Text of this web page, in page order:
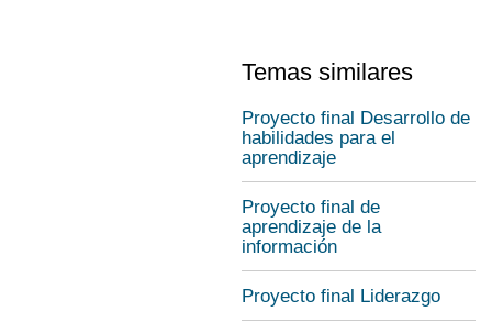
Temas similares
Proyecto final Desarrollo de
habilidades para el
aprendizaje
Proyecto final de
aprendizaje de la
información
Proyecto final Liderazgo